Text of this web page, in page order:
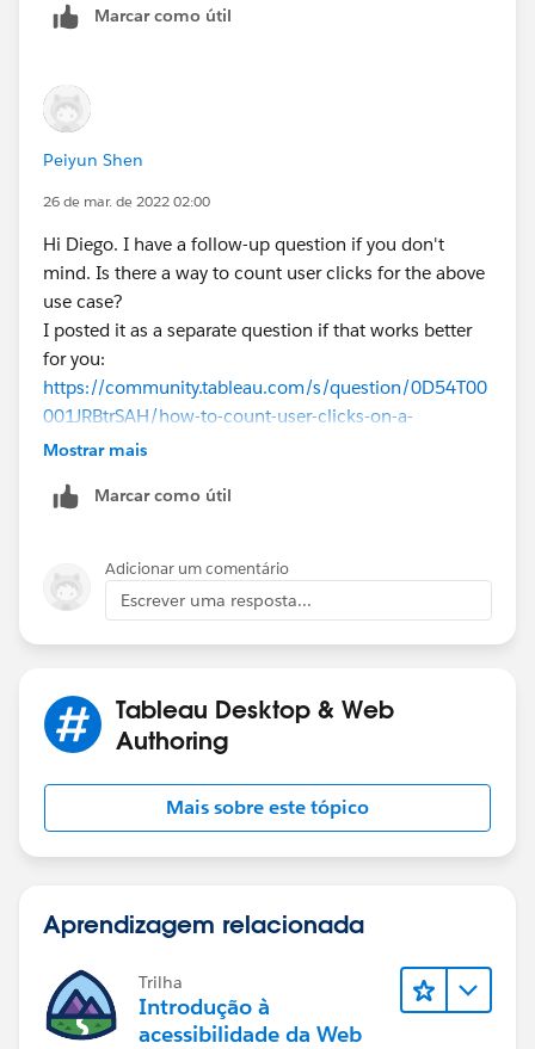
Marcar como útil
Peiyun Shen
26 de mar. de 2022 02:00
Hi Diego. I have a follow-up question if you don't
mind. Is there a way to count user clicks for the above
use case?
I posted it as a separate question if that works better
for you:
https://community.tableau.com/s/question/0D54T00
001JRBtrSAH/how-to-count-user-clicks-on-a-
worksheet
Thank you so much!!
Mostrar mais
Marcar como útil
Adicionar um comentário
Escrever uma resposta...
Tableau Desktop & Web
Authoring
Mais sobre este tópico
Aprendizagem relacionada
Trilha
Introdução à
acessibilidade da Web